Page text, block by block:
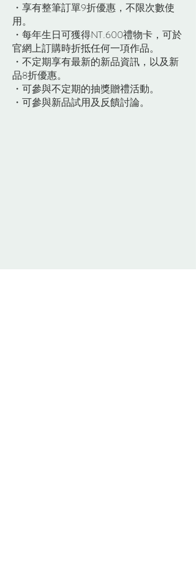
・享有整筆訂單9折優惠，不限次數使
用。
・每年生日可獲得NT.600禮物卡，可於
官網上訂購時折抵任何一項作品。
・不定期享有最新的新品資訊，以及新
品8折優惠。
・可參與不定期的抽獎贈禮活動。
・可參與新品試用及反饋討論。